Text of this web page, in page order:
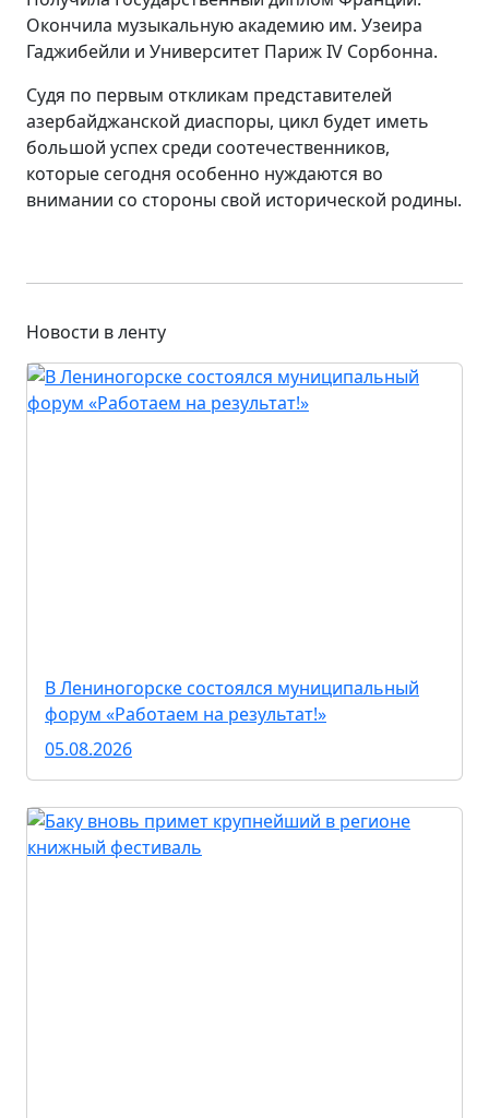
Окончила музыкальную академию им. Узеира
Гаджибейли и Университет Париж IV Сорбонна.
Судя по первым откликам представителей
азербайджанской диаспоры, цикл будет иметь
большой успех среди соотечественников,
которые сегодня особенно нуждаются во
внимании со стороны свой исторической родины.
Новости в ленту
В Лениногорске состоялся муниципальный
форум «Работаем на результат!»
05.08.2026